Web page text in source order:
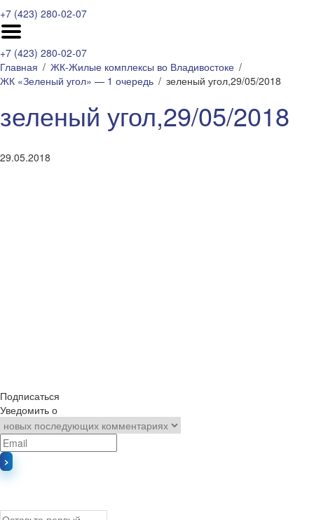
+7 (423) 280-02-07
+7 (423) 280-02-07
Главная
ЖК-Жилые комплексы во Владивостоке
ЖК «Зеленый угол» — 1 очередь
зеленый угол,29/05/2018
зеленый угол,29/05/2018
29.05.2018
Подписаться
Уведомить о